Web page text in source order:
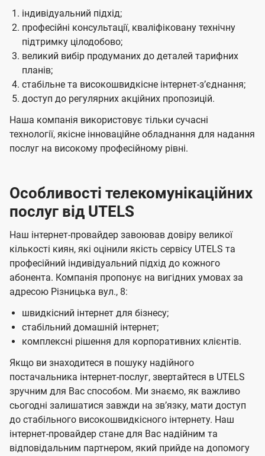
індивідуальний підхід;
професійні консультації, кваліфіковану технічну
підтримку цілодобово;
великий вибір продуманих до деталей тарифних
планів;
стабільне та високошвидкісне інтернет-зʼєднання;
доступ до регулярних акційних пропозицій.
Наша компанія використовує тільки сучасні
технології, якісне інноваційне обладнання для надання
послуг на високому професійному рівні.
Особливості телекомунікаційних
послуг від UTELS
Наш інтернет-провайдер завоював довіру великої
кількості киян, які оцінили якість сервісу UTELS та
професійний індивідуальний підхід до кожного
абонента. Компанія пропонує на вигідних умовах за
адресою Різницька вул., 8:
швидкісний інтернет для бізнесу;
стабільний домашній інтернет;
комплексні рішення для корпоративних клієнтів.
Якщо ви знаходитеся в пошуку надійного
постачальника інтернет-послуг, звертайтеся в UTELS
зручним для Вас способом. Ми знаємо, як важливо
сьогодні залишатися завжди на звʼязку, мати доступ
до стабільного високошвидкісного інтернету. Наш
інтернет-провайдер стане для Вас надійним та
відповідальним партнером, який прийде на допомогу